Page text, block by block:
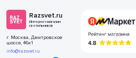
Razsvet.ru
Интернет-магазин
светильников
г. Москва, Дмитровское
шоссе, 46к1
info@razsvet.ru